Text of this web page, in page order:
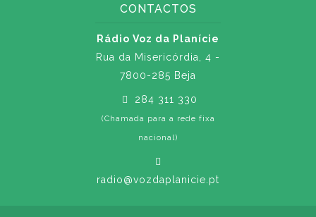
CONTACTOS
Rádio Voz da Planície
Rua da Misericórdia, 4 -
7800-285 Beja
284 311 330
(Chamada para a rede fixa
nacional)
radio@vozdaplanicie.pt